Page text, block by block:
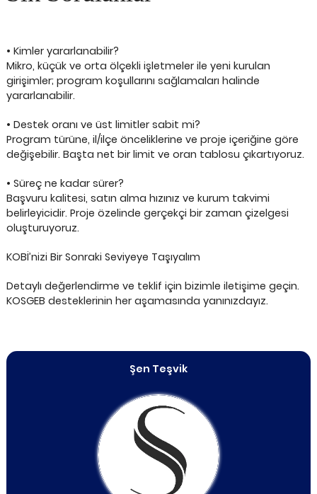
• Kimler yararlanabilir?
Mikro, küçük ve orta ölçekli işletmeler ile yeni kurulan
girişimler; program koşullarını sağlamaları halinde
yararlanabilir.
• Destek oranı ve üst limitler sabit mi?
Program türüne, il/ilçe önceliklerine ve proje içeriğine göre
değişebilir. Başta net bir limit ve oran tablosu çıkartıyoruz.
• Süreç ne kadar sürer?
Başvuru kalitesi, satın alma hızınız ve kurum takvimi
belirleyicidir. Proje özelinde gerçekçi bir zaman çizelgesi
oluşturuyoruz.
KOBİ’nizi Bir Sonraki Seviyeye Taşıyalım
Detaylı değerlendirme ve teklif için bizimle iletişime geçin.
KOSGEB desteklerinin her aşamasında yanınızdayız.
Şen Teşvik